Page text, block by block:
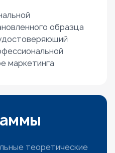
образца
маркетинга
теоретические